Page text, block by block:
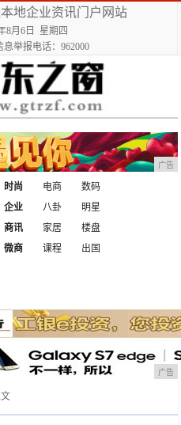
地企业资讯门户网站
8月6日 星期四
举报电话：962000
广告
时尚 电商
数码
企业
八卦
明星
商讯 家居
楼盘
微商
课程
出国
广告